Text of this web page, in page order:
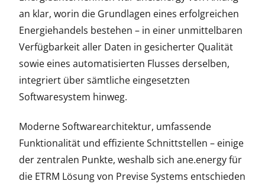
an klar, worin die Grundlagen eines erfolgreichen
Energiehandels bestehen – in einer unmittelbaren
Verfügbarkeit aller Daten in gesicherter Qualität
sowie eines automatisierten Flusses derselben,
integriert über sämtliche eingesetzten
Softwaresystem hinweg.
Moderne Softwarearchitektur, umfassende
Funktionalität und effiziente Schnittstellen – einige
der zentralen Punkte, weshalb sich ane.energy für
die ETRM Lösung von Previse Systems entschieden